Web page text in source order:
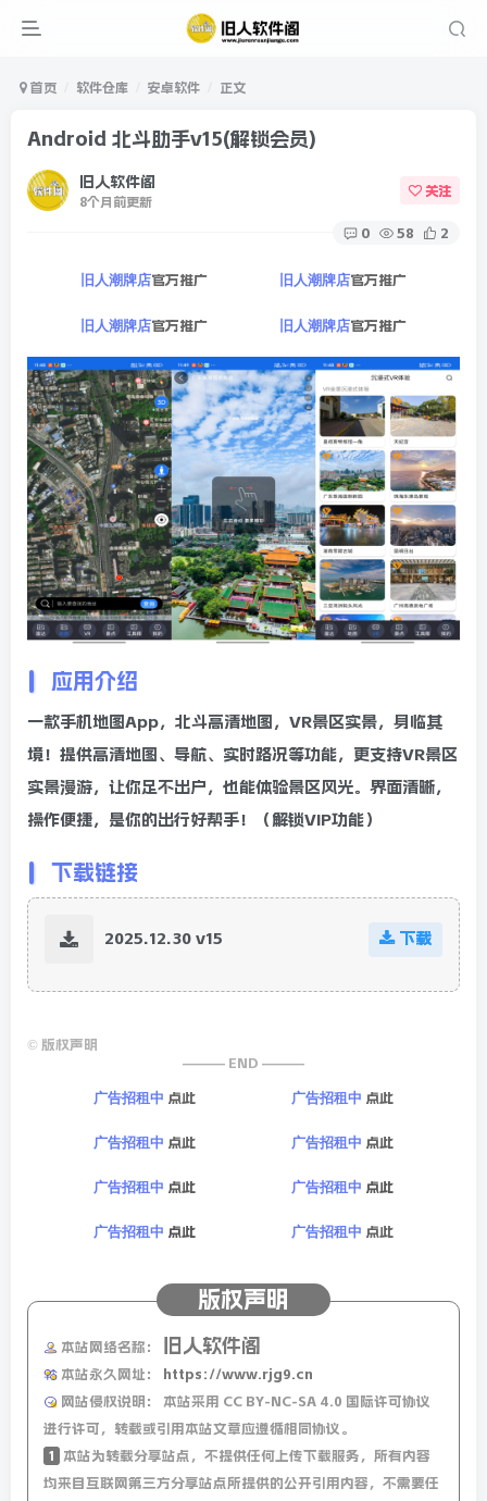
首页 软件仓库 安卓软件 正文
Android 北斗助手v15(解锁会员)
旧人软件阁
8个月前更新
关注
0 58 2
旧人潮牌店官方推广 旧人潮牌店官方推广
旧人潮牌店官方推广 旧人潮牌店官方推广
应用介绍
一款手机地图App，北斗高清地图，VR景区实景，身临其
境！提供高清地图、导航、实时路况等功能，更支持VR景区
实景漫游，让你足不出户，也能体验景区风光。界面清晰，
操作便捷，是你的出行好帮手！（解锁VIP功能）
下载链接
2025.12.30 v15 下载
© 版权声明
——— END ———
广告招租中 点此 广告招租中 点此
广告招租中 点此 广告招租中 点此
广告招租中 点此 广告招租中 点此
广告招租中 点此 广告招租中 点此
版权声明
本站网络名称： 旧人软件阁
本站永久网址：
https://www.rjg9.cn
网站侵权说明：
本站采用 CC BY-NC-SA 4.0 国际许可协议
进行许可，转载或引用本站文章应遵循相同协议。
1
本站为转载分享站点，不提供任何上传下载服务，所有内容
均来自互联网第三方分享站点所提供的公开引用内容，不需要任